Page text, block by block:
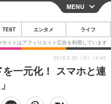
CLOSE
スマートフォン
MENU
TEST エンタメ ライフ
一元化！ スマホと連
2016.5.30（月）14:45